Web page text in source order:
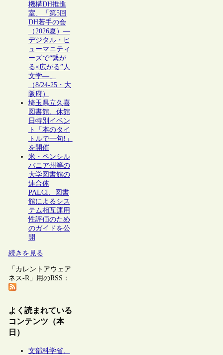
機構DH推進
室、「第5回
DH若手の会
（2026夏）―
デジタル・ヒ
ューマニティ
ーズで“繋が
る×広がる”人
文学―」
（8/24-25・大
阪府）
埼玉県立久喜
図書館、休館
日特別イベン
ト「本のタイ
トルで一句!」
を開催
米・ペンシル
バニア州等の
大学図書館の
連合体
PALCI、図書
館によるシス
テム相互運用
性評価のため
のガイドを公
開
続きを見る
「カレントアウェア
ネス-R」用のRSS：
よく読まれている
コンテンツ（本
日）
文部科学省、